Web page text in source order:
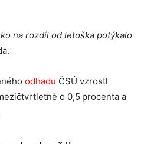
na rozdíl od letoška potýkalo
odhadu ČSÚ vzrostl
o 0,5 procenta a